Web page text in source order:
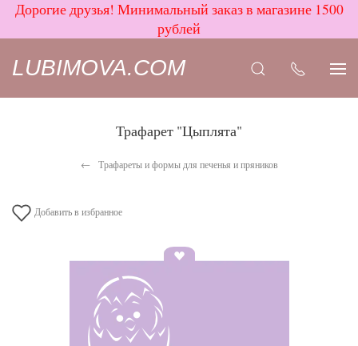
Дорогие друзья! Минимальный заказ в магазине 1500
рублей
LUBIMOVA.COM
Трафарет "Цыплята"
Трафареты и формы для печенья и пряников
Добавить в избранное